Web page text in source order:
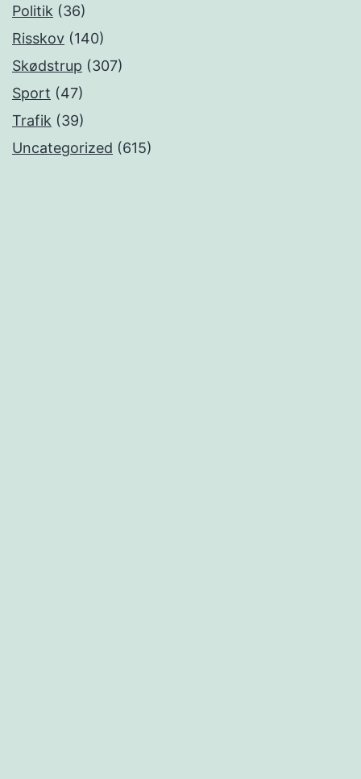
Politik (36)
Risskov (140)
Skødstrup (307)
Sport (47)
Trafik (39)
Uncategorized (615)